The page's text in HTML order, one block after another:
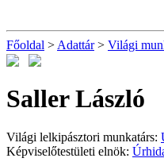
Főoldal > Adattár> Világi
Saller László
Világi lelkipásztori munkatárs:
Képviselőtestületi elnök: